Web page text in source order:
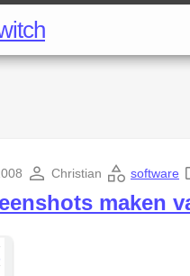
Christian software
maken